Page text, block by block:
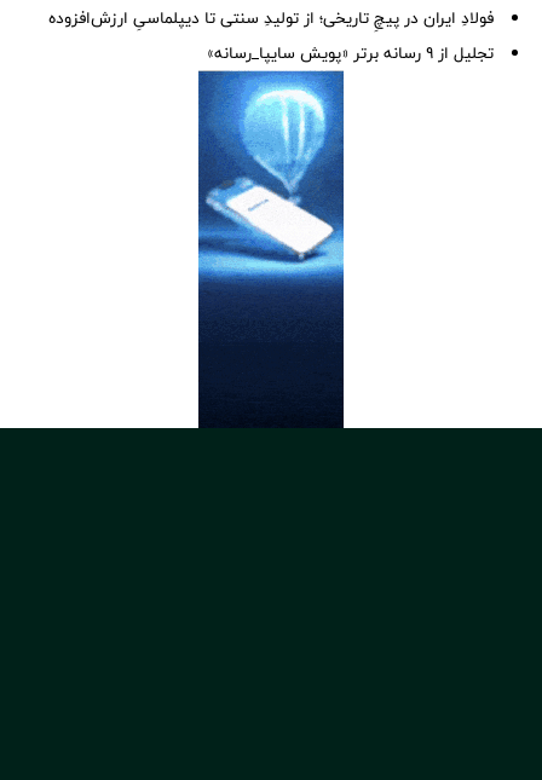
فولادِ ایران در پیچِ تاریخی؛ از تولیدِ سنتی تا دیپلماسیِ ارزش‌افزوده
تجلیل از ۹ رسانه برتر «پویش سایپا_رسانه»